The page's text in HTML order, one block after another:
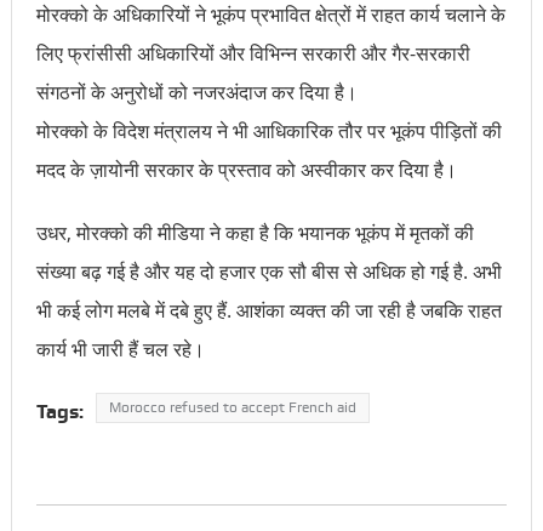
मोरक्को के अधिकारियों ने भूकंप प्रभावित क्षेत्रों में राहत कार्य चलाने के
लिए फ्रांसीसी अधिकारियों और विभिन्न सरकारी और गैर-सरकारी
संगठनों के अनुरोधों को नजरअंदाज कर दिया है।
मोरक्को के विदेश मंत्रालय ने भी आधिकारिक तौर पर भूकंप पीड़ितों की
मदद के ज़ायोनी सरकार के प्रस्ताव को अस्वीकार कर दिया है।
उधर, मोरक्को की मीडिया ने कहा है कि भयानक भूकंप में मृतकों की
संख्या बढ़ गई है और यह दो हजार एक सौ बीस से अधिक हो गई है. अभी
भी कई लोग मलबे में दबे हुए हैं. आशंका व्यक्त की जा रही है जबकि राहत
कार्य भी जारी हैं चल रहे।
Tags: Morocco refused to accept French aid